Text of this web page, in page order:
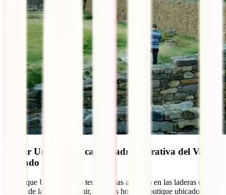
Visitar Urubamba, capital administrativa del Valle
Sagrado
Puede que Urubamba no tenga ruinas antiguas en las laderas de las
colinas de las que presumir, pero los hoteles boutique ubicados en